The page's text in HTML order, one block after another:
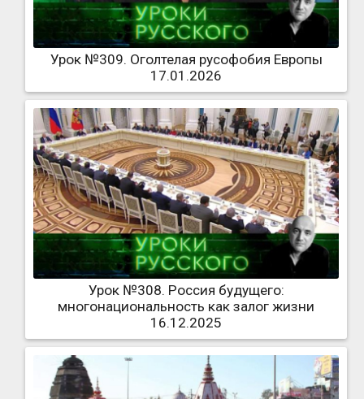
Урок №309. Оголтелая русофобия Европы
17.01.2026
Урок №308. Россия будущего:
многонациональность как залог жизни
16.12.2025